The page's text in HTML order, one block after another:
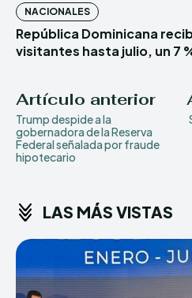
NACIONALES
República Dominicana
visitantes hasta julio, un 7
Artículo anterior
Trump despide a la
gobernadora de la Reserva
Federal señalada por fraude
hipotecario
LAS MÁS VISTAS